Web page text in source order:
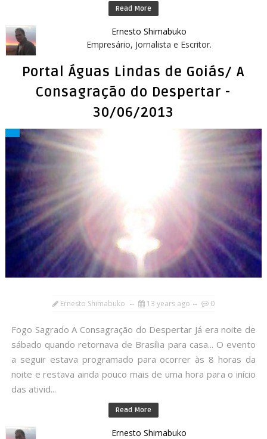
Read More
Ernesto Shimabuko
Empresário, Jornalista e Escritor.
Portal Águas Lindas de Goiás/ A
Consagração do Despertar -
30/06/2013
Ernesto Shimabuko 13 years ago 0
Fogo Sagrado A Consagração do Despertar Já era noite de
sábado quando retornava de Brasília para casa... O evento
a seguir estava programado para ocorrer às 8 horas da
noite e restava ainda pouco mais de uma hora para o início
das ativid...
Read More
Ernesto Shimabuko